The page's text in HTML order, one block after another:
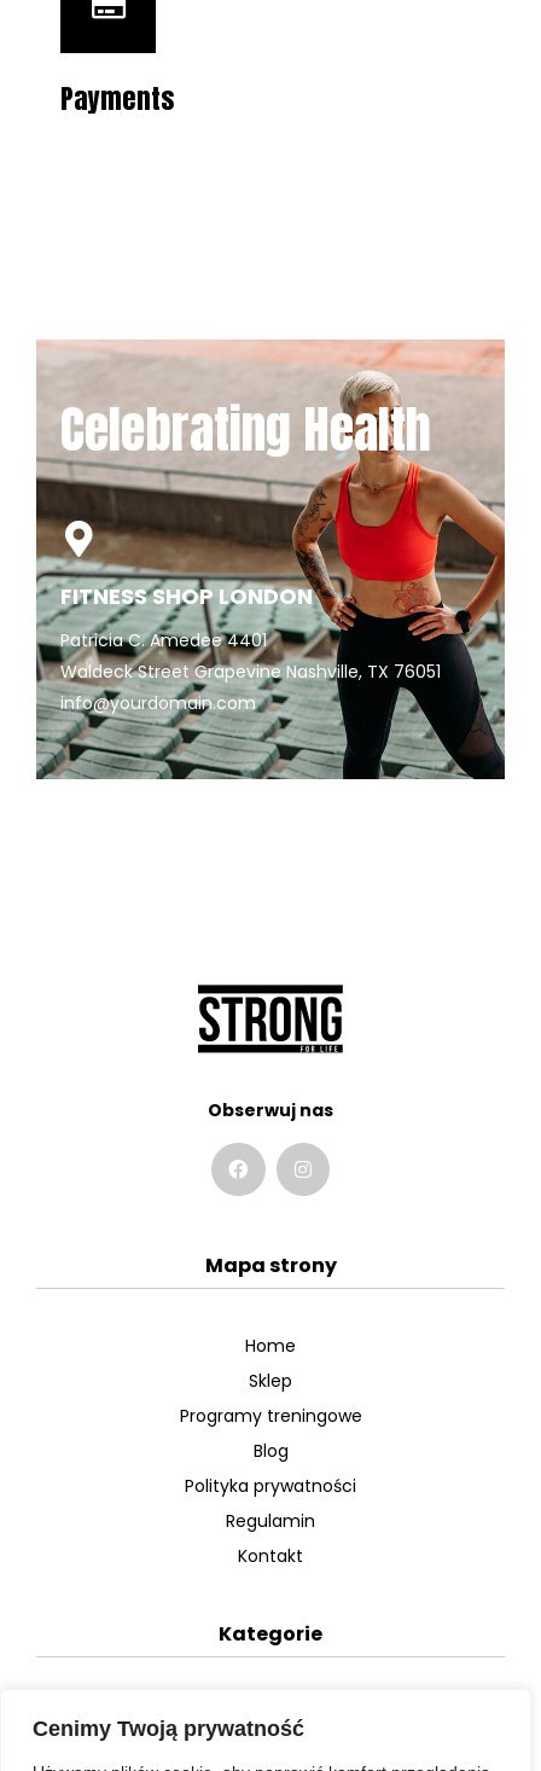
Cenimy Twoją prywatność
Payments
Celebrating Health
FITNESS SHOP LONDON
Patricia C. Amedee 4401
Waldeck Street Grapevine Nashville, TX 76051
info@yourdomain.com
Obserwuj nas
Mapa strony
Home
Sklep
Programy treningowe
Blog
Polityka prywatności
Regulamin
Kontakt
Kategorie
Plany dietetyczne